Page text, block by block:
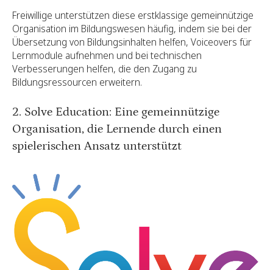
Freiwillige unterstützen diese erstklassige gemeinnützige
Organisation im Bildungswesen häufig, indem sie bei der
Übersetzung von Bildungsinhalten helfen, Voiceovers für
Lernmodule aufnehmen und bei technischen
Verbesserungen helfen, die den Zugang zu
Bildungsressourcen erweitern.
2. Solve Education: Eine gemeinnützige
Organisation, die Lernende durch einen
spielerischen Ansatz unterstützt